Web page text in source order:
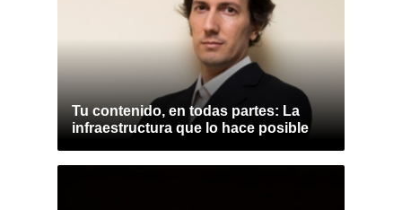
Tu contenido, en todas partes: La
infraestructura que lo hace posible